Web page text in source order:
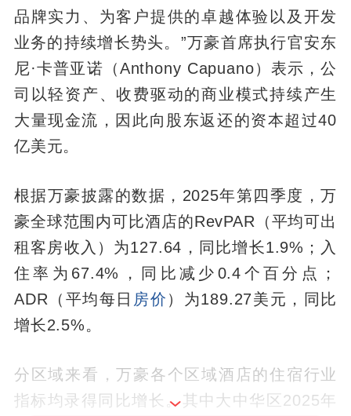
品牌实力、为客户提供的卓越体验以及开发
业务的持续增长势头。”万豪首席执行官安东
尼·卡普亚诺（Anthony Capuano）表示，公
司以轻资产、收费驱动的商业模式持续产生
大量现金流，因此向股东返还的资本超过40
亿美元。
根据万豪披露的数据，2025年第四季度，万
豪全球范围内可比酒店的RevPAR（平均可出
租客房收入）为127.64，同比增长1.9%；入
住率为67.4%，同比减少0.4个百分点；
ADR（平均每日 房价 ）为189.27美元，同比
增长2.5%。
分区域来看，万豪各个区域酒店的住宿行业
指标均录得同比增长。其中大中华区2025年